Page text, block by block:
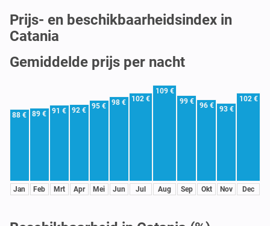
Prijs- en beschikbaarheidsindex in
Catania
Gemiddelde prijs per nacht
88 €
Jan
89 €
Feb
91 €
Mrt
92 €
Apr
95 €
Mei
98 €
Jun
102 €
Jul
109 €
Aug
99 €
Sep
96 €
Okt
93 €
Nov
102 €
Dec